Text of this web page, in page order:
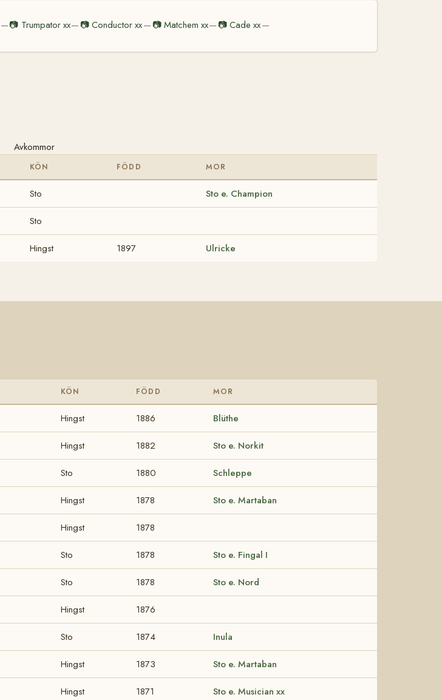
—📷 Trumpator xx— 📷Conductor xx— 📷 Matchem xx— 📷 Cade xx—
Avkommor
KÖN FÖDD MOR
Sto Sto e. Champion
Sto
Hingst 1897 Ulricke
KÖN FÖDD MOR
Hingst 1886 Blüthe
Hingst 1882 Sto e. Norkit
Sto 1880 Schleppe
Hingst 1878 Sto e. Martaban
Hingst 1878
Sto 1878 Sto e. Fingal I
Sto 1878 Sto e. Nord
Hingst 1876
Sto 1874 Inula
Hingst 1873 Sto e. Martaban
Hingst 1871 Sto e. Musician xx